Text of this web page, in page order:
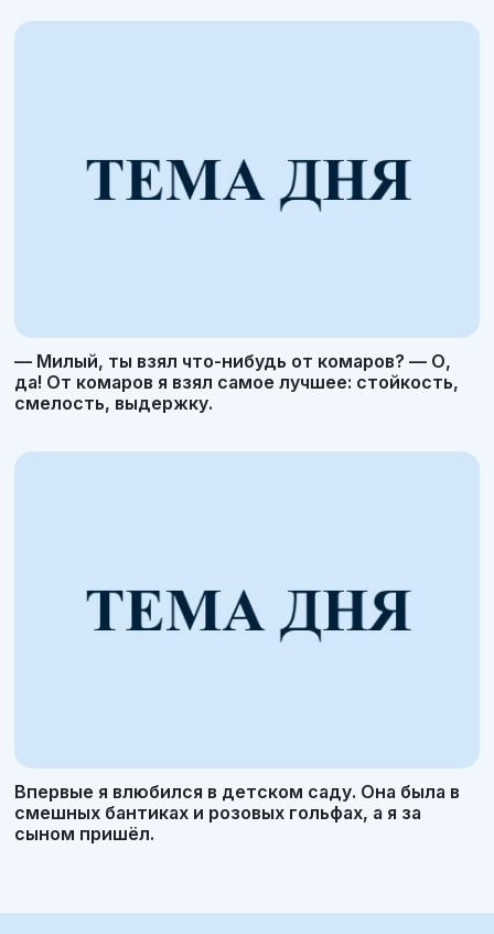
— Милый, ты взял что-нибудь от комаров? — О,
да! От комаров я взял самое лучшее: стойкость,
смелость, выдержку.
Впервые я влюбился в детском саду. Она была в
смешных бантиках и розовых гольфах, а я за
сыном пришёл.